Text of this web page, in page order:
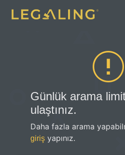
Günlük arama
ulaştınız.
Daha fazla arama
giriş yapınız.